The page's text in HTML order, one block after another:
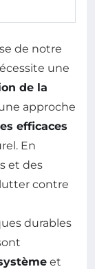
de notre
une
de la
approche
efficaces
En
et des
contre
durables
et